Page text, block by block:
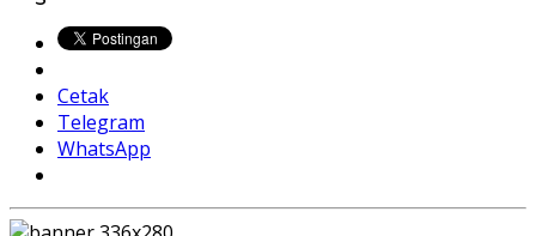
Cetak
Telegram
WhatsApp